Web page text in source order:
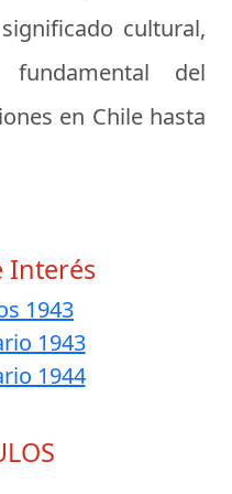
cultural,
del
en Chile hasta
Interés
1943
1943
1944